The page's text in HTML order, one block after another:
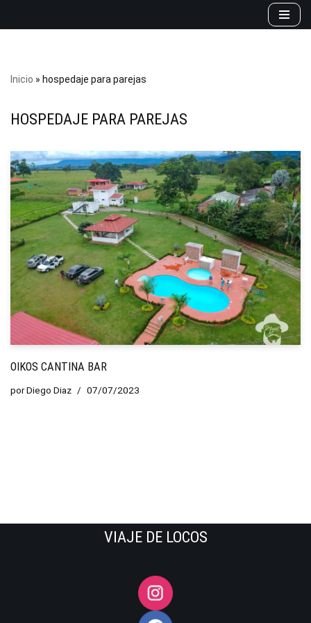
Inicio » hospedaje para parejas
HOSPEDAJE PARA PAREJAS
OIKOS CANTINA BAR
porDiego Diaz 07/07/2023
VIAJE DE LOCOS